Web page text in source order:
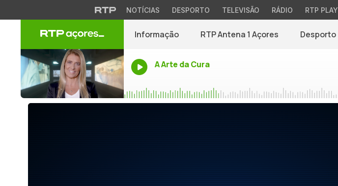
NOTÍCIAS DESPORTO TELEVISÃO RÁDIO RTP PLAY
Informação RTP Antena 1 Açores Desporto
A Arte da Cura